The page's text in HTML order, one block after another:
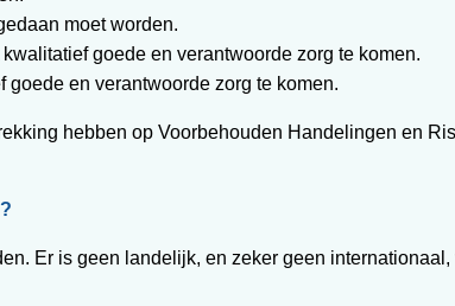
moet worden.
goede en verantwoorde zorg te komen.
en verantwoorde zorg te komen.
hebben op Voorbehouden Handelingen en
Er is geen landelijk, en zeker geen